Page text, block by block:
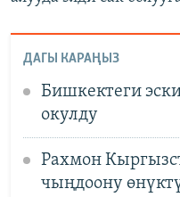
ДАГЫ КАРАҢЫЗ
Бишкектеги
окулду
Рахмон
чыңдоону